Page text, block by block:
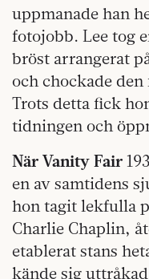
uppmanade han
fotojobb. Lee tog
bröst arrangerat
och chockade
Trots detta fick
tidningen och
När Vanity Fair
en av samtidens
hon tagit lekfulla
Charlie Chaplin,
etablerat stans
kände sig